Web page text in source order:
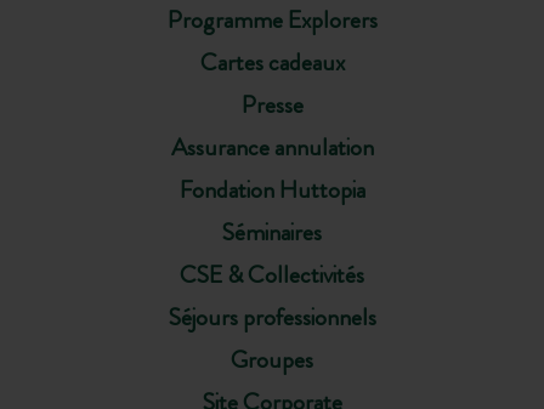
Programme Explorers
Cartes cadeaux
Presse
Assurance annulation
Fondation Huttopia
Séminaires
CSE & Collectivités
Séjours professionnels
Groupes